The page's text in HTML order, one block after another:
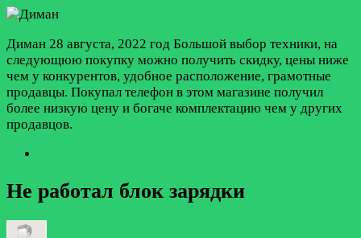
Диман 28 августа, 2022 год Большой выбор техники, на
следующюю покупку можно получить скидку, цены ниже
чем у конкурентов, удобное расположение, грамотные
продавцы. Покупал телефон в этом магазине получил
более низкую цену и богаче комплектацию чем у других
продавцов.
Не работал блок зарядки